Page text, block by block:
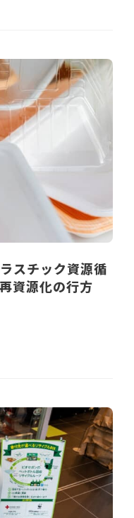
スチック資源循
資源化の行方